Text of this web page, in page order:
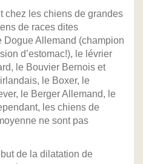
chez les chiens de grandes
de races dites
Dogue Allemand (champion
d’estomac!), le lévrier
le Bouvier Bernois et
le Boxer, le
le Berger Allemand, le
les chiens de
ne sont pas
de la dilatation de